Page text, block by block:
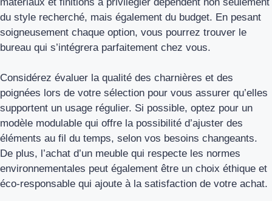
du style recherché, mais également du budget. En pesant
soigneusement chaque option, vous pourrez trouver le
bureau qui s’intégrera parfaitement chez vous.
Considérez évaluer la qualité des charnières et des
poignées lors de votre sélection pour vous assurer qu’elles
supportent un usage régulier. Si possible, optez pour un
modèle modulable qui offre la possibilité d’ajuster des
éléments au fil du temps, selon vos besoins changeants.
De plus, l’achat d’un meuble qui respecte les normes
environnementales peut également être un choix éthique et
éco-responsable qui ajoute à la satisfaction de votre achat.